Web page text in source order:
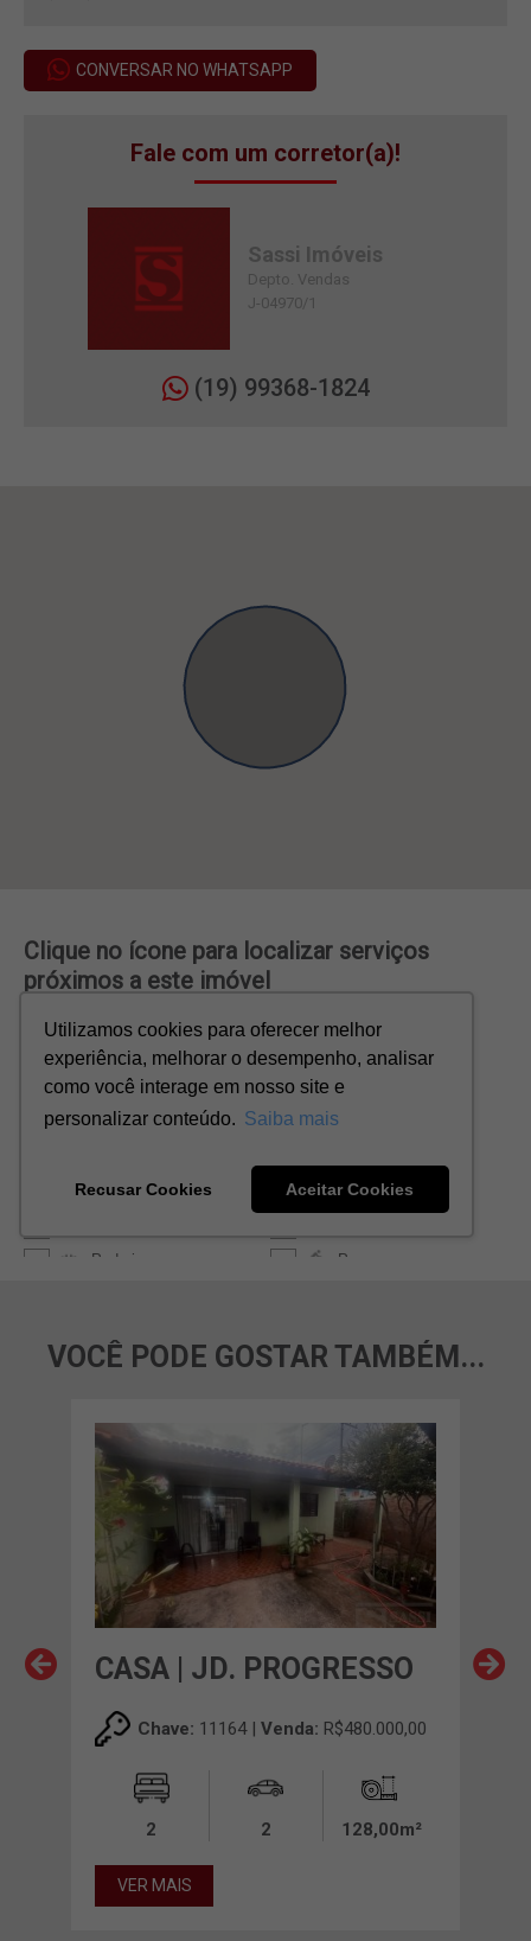
CONVERSAR NO WHATSAPP
Fale com um corretor(a)!
Sassi Imóveis
Depto. Vendas
J-04970/1
(19) 99368-1824
VOCÊ PODE GOSTAR TAMBÉM...
CASA | JD. PROGRESSO
Chave: 11164 | Venda: R$480.000,00
2 2 128,00m²
VER MAIS